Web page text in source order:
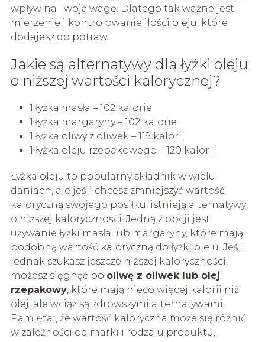
wpływ na Twoją wagę. Dlatego tak ważne jest
mierzenie i kontrolowanie ilości oleju, które
dodajesz do potraw.
Jakie są alternatywy dla łyżki oleju
o niższej wartości kalorycznej?
1 łyżka masła – 102 kalorie
1 łyżka margaryny – 102 kalorie
1 łyżka oliwy z oliwek – 119 kalorii
1 łyżka oleju rzepakowego – 120 kalorii
Łyżka oleju to popularny składnik w wielu
daniach, ale jeśli chcesz zmniejszyć wartość
kaloryczną swojego posiłku, istnieją alternatywy
o niższej kaloryczności. Jedną z opcji jest
używanie łyżki masła lub margaryny, które mają
podobną wartość kaloryczną do łyżki oleju. Jeśli
jednak szukasz jeszcze niższej kaloryczności,
możesz sięgnąć po oliwę z oliwek lub olej
rzepakowy, które mają nieco więcej kalorii niż
olej, ale wciąż są zdrowszymi alternatywami.
Pamiętaj, że wartość kaloryczna może się różnić
w zależności od marki i rodzaju produktu,